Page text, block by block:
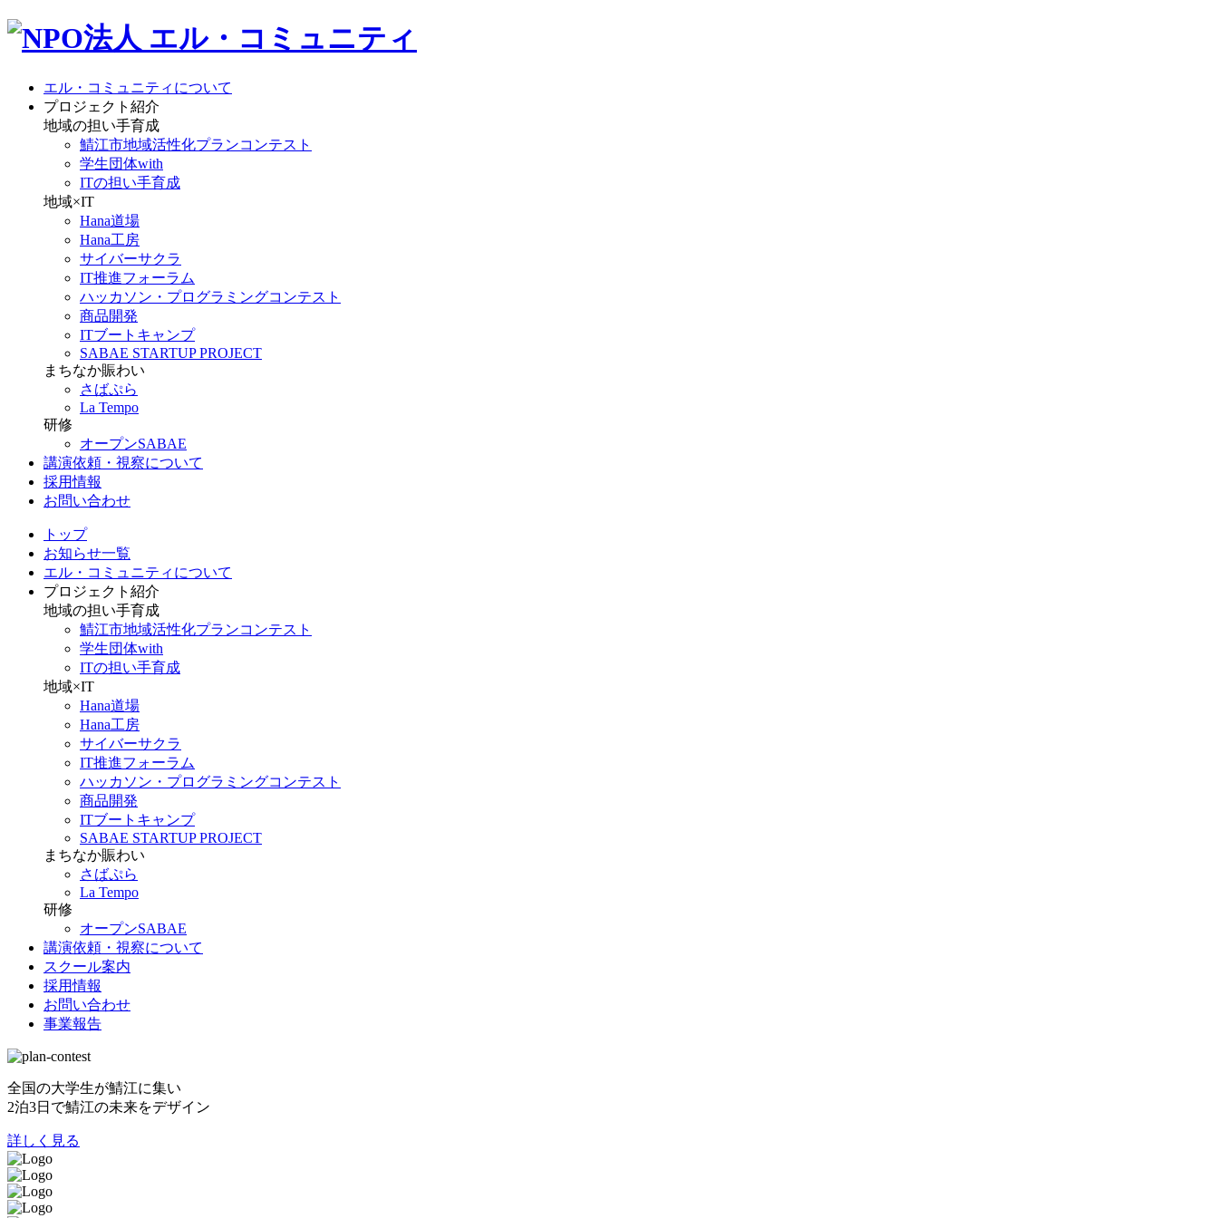
エル・コミュニティについて
プロジェクト紹介
地域の担い手育成
鯖江市地域活性化プランコンテスト
学生団体with
ITの担い手育成
地域×IT
Hana道場
Hana工房
サイバーサクラ
IT推進フォーラム
ハッカソン・プログラミングコンテスト
商品開発
ITブートキャンプ
SABAE STARTUP PROJECT
まちなか賑わい
さばぷら
La Tempo
研修
オープンSABAE
講演依頼・視察について
採用情報
お問い合わせ
トップ
お知らせ一覧
エル・コミュニティについて
プロジェクト紹介
地域の担い手育成
鯖江市地域活性化プランコンテスト
学生団体with
ITの担い手育成
地域×IT
Hana道場
Hana工房
サイバーサクラ
IT推進フォーラム
ハッカソン・プログラミングコンテスト
商品開発
ITブートキャンプ
SABAE STARTUP PROJECT
まちなか賑わい
さばぷら
La Tempo
研修
オープンSABAE
講演依頼・視察について
スクール案内
採用情報
お問い合わせ
事業報告
全国の大学生が鯖江に集い
2泊3日で鯖江の未来をデザイン
詳しく見る